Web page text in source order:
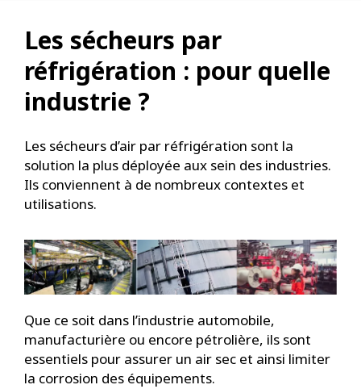
Les sécheurs par
réfrigération : pour quelle
industrie ?
Les sécheurs d’air par réfrigération sont la
solution la plus déployée aux sein des industries.
Ils conviennent à de nombreux contextes et
utilisations.
Que ce soit dans l’industrie automobile,
manufacturière ou encore pétrolière, ils sont
essentiels pour assurer un air sec et ainsi limiter
la corrosion des équipements.